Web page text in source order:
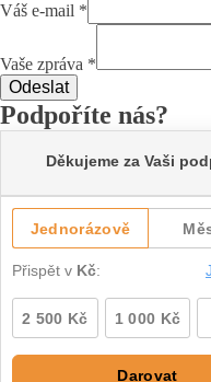
Váš e-mail *
Vaše zpráva *
Odeslat
Podpoříte nás?